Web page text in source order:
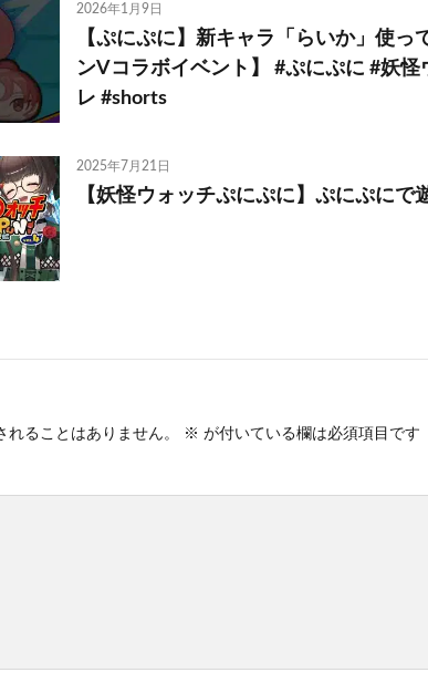
2026年1月9日
【ぷにぷに】新キャラ「らいか」使っ
ンVコラボイベント】 #ぷにぷに #妖怪
レ #shorts
2025年7月21日
【妖怪ウォッチぷにぷに】ぷにぷにで
ることはありません。 ※ が付いている欄は必須項目です